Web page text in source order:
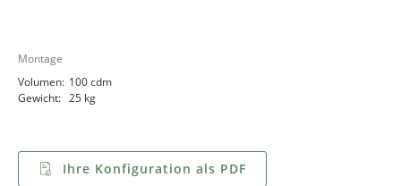
Montage
Volumen: 100 cdm
Gewicht: 25 kg
Ihre Konfiguration als PDF